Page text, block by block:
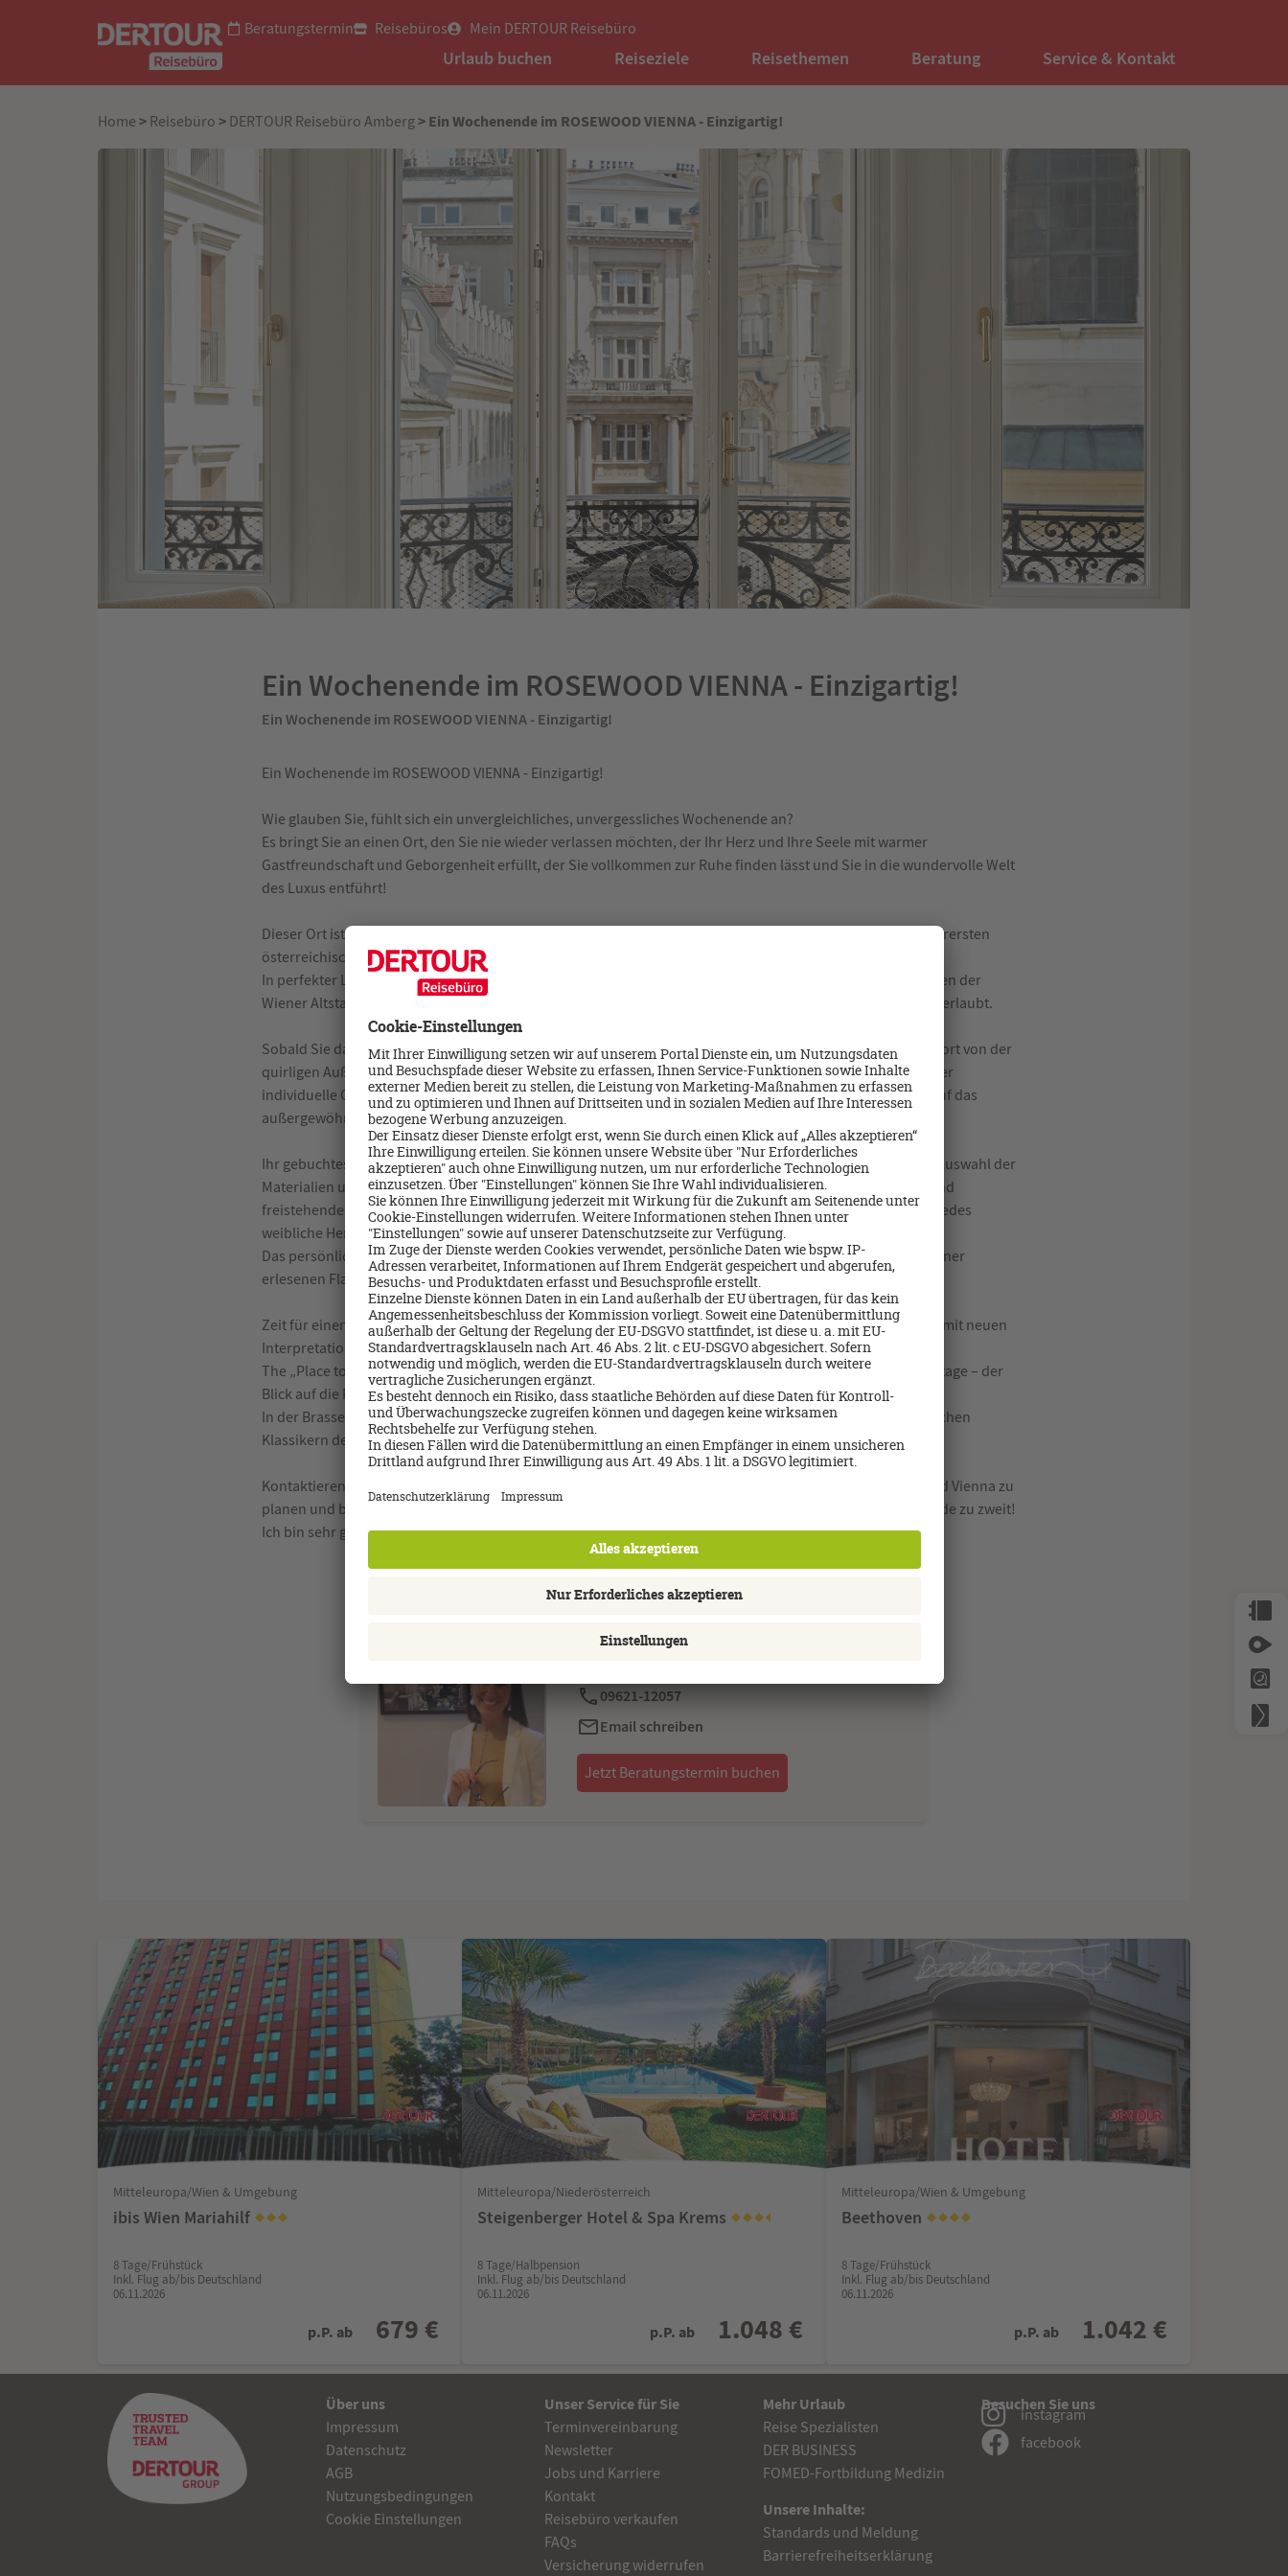
Beratungstermin Reisebüros Mein DERTOUR Reisebüro
Urlaub buchen Reiseziele Reisethemen Beratung Service & Kontakt
Home > Reisebüro > DERTOUR Reisebüro Amberg > Ein Wochenende im ROSEWOOD VIENNA - Einzigartig!
Ein Wochenende im ROSEWOOD VIENNA - Einzigartig!
Ein Wochenende im ROSEWOOD VIENNA - Einzigartig!
Ein Wochenende im ROSEWOOD VIENNA - Einzigartig!
Wie glauben Sie, fühlt sich ein unvergleichliches, unvergessliches Wochenende an?
Es bringt Sie an einen Ort, den Sie nie wieder verlassen möchten, der Ihr Herz und Ihre Seele mit warmer
Gastfreundschaft und Geborgenheit erfüllt, der Sie vollkommen zur Ruhe finden lässt und Sie in die wundervolle Welt
des Luxus entführt!
Dieser Ort ist das Luxushotel Rosewood Vienna, das sich im altehrwürdigen, historischen Gebäude der allerersten
österreichischen Spar - Casse aus dem 19. Jahrhundert befindet.
In perfekter Lage am Petersplatz gerade einen Steinwurf vom Stephansdom und den feinen Einkaufsstraßen der
Wiener Altstadt entfernt, die einen entspannten Bummel durch die verwinkelten traditionsreichen Gassen erlaubt.
Sobald Sie das Gebäude durch die Lobby im Erdgeschoss betreten, eröffnet sich Ihnen ein stiller Rückzugsort von der
quirligen Außenwelt und der allererste Eindruck wird das Versprochene in allerhöchstem Maße erfüllen. Der
individuelle Check-In bei Ihrem ersten Glas Champagner lässt Sie entspannt ankommen und bereitet Sie auf das
außergewöhnliche Erlebnis „Rosewood Vienna“ mit einer warmen Umarmung vor.
Ihr gebuchtes Zimmer oder Ihre gebuchte Suite wird Sie mit großer Liebe zum Detail und Hingabe bei der Auswahl der
Materialien und Stoffe vollends verzaubern. Die großzügigen Badezimmer mit separater Marmordusche und
freistehender Badewanne bieten Ihnen Ihre wohlverdiente Ruhe Oase und der Dyson - Haartrockner wird jedes
weibliche Herz höherschlagen lassen.
Das persönliche, handschriftliche Willkommensschreiben, veredelt mit einer Schale frischer Beeren und einer
erlesenen Flasche Champagner vollenden dieses Bild auf höchste Art und Weise.
Zeit für einen ersten kulinarischen Genussmoment? Dann lassen Sie sich im Salon Aurelie ganz entspannt mit neuen
Interpretationen von Gugelhupf und Wiener Kaffee-Spezialitäten verwöhnen.
The „Place to be“ für den Aperitif vor oder den Cocktail nach dem Dinner ist die Bar Neue Hoheit in der 7. Etage – der
Blick auf die Peterskirche und über die Dächer Wiens ist atemberaubend.
In der Brasserie Neue Hoheit werden Sie kulinarisch mit europäischen Gerichten wie auch mit österreichischen
Klassikern der Spitzenklasse verwöhnt.
Kontaktieren Sie mich jederzeit sehr gerne, um mit mir zusammen Ihr perfektes Wochenende im Rosewood Vienna zu
planen und buchen. Überraschen Sie Ihre Liebste oder Ihren Liebsten mit einem romantischen Wochenende zu zweit!
Ich bin sehr gerne für Sie da!
09621-12057
Email schreiben
Jetzt Beratungstermin buchen
Mitteleuropa/Wien & Umgebung
ibis Wien Mariahilf
8 Tage/Frühstück
Inkl. Flug ab/bis Deutschland
06.11.2026
p.P. ab 679 €
Mitteleuropa/Niederösterreich
Steigenberger Hotel & Spa Krems
8 Tage/Halbpension
Inkl. Flug ab/bis Deutschland
06.11.2026
p.P. ab 1.048 €
Mitteleuropa/Wien & Umgebung
Beethoven
8 Tage/Frühstück
Inkl. Flug ab/bis Deutschland
06.11.2026
p.P. ab 1.042 €
Über uns
Impressum
Datenschutz
AGB
Nutzungsbedingungen
Cookie Einstellungen
Unser Service für Sie
Terminvereinbarung
Newsletter
Jobs und Karriere
Kontakt
Reisebüro verkaufen
FAQs
Versicherung widerrufen
Mehr Urlaub
Reise Spezialisten
DER BUSINESS
FOMED-Fortbildung Medizin
Unsere Inhalte:
Standards und Meldung
Barrierefreiheitserklärung
Besuchen Sie uns
instagram
facebook